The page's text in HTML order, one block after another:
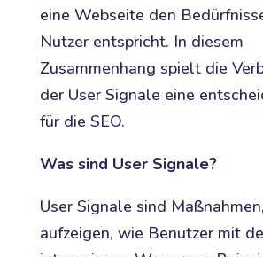
eine Webseite den
Nutzer entspricht. In diesem
Zusammenhang spielt die
der User Signale eine
für die SEO.
Was sind User Signale?
User Signale sind
aufzeigen, wie Benutzer mit